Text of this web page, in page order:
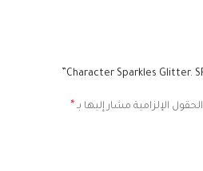
الحقول الإلزامية مشار إليها بـ *